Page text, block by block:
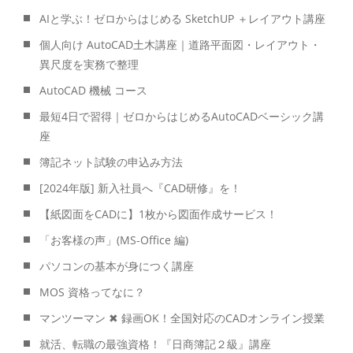
AIと学ぶ！ゼロからはじめる SketchUP ＋レイアウト講座
個人向け AutoCAD土木講座｜道路平面図・レイアウト・
異尺度を実務で整理
AutoCAD 機械 コース
最短4日で習得｜ゼロからはじめるAutoCADベーシック講
座
簿記ネット試験の申込み方法
[2024年版] 新入社員へ『CAD研修』を！
【紙図面をCADに】1枚から図面作成サービス！
「お客様の声」(MS-Office 編)
パソコンの基本が身につく講座
MOS 資格ってなに？
マンツーマン ✖ 録画OK！全国対応のCADオンライン授業
就活、転職の最強資格！『日商簿記２級』講座